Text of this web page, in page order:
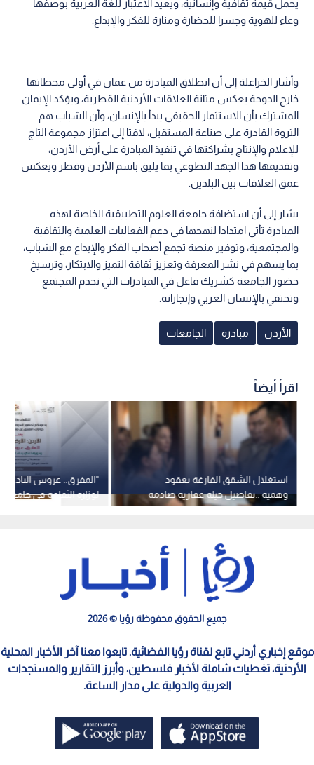
يحمل قيمة ثقافية وإنسانية، ويعيد الاعتبار للغة العربية بوصفها
وعاء للهوية وجسرا للحضارة ومنارة للفكر والإبداع.
وأشار الخزاعلة إلى أن انطلاق المبادرة من عمان في أولى محطاتها
خارج الدوحة يعكس متانة العلاقات الأردنية القطرية، ويؤكد الإيمان
المشترك بأن الاستثمار الحقيقي يبدأ بالإنسان، وأن الشباب هم
الثروة القادرة على صناعة المستقبل، لافتا إلى اعتزاز مجموعة التاج
للإعلام والإنتاج بشراكتها في تنفيذ المبادرة على أرض الأردن،
وتقديمها هذا الجهد التطوعي بما يليق باسم الأردن وقطر ويعكس
عمق العلاقات بين البلدين.
يشار إلى أن استضافة جامعة العلوم التطبيقية الخاصة لهذه
المبادرة تأتي امتدادا لنهجها في دعم الفعاليات العلمية والثقافية
والمجتمعية، وتوفير منصة تجمع أصحاب الفكر والإبداع مع الشباب،
بما يسهم في نشر المعرفة وتعزيز ثقافة التميز والابتكار، وترسيخ
حضور الجامعة كشريك فاعل في المبادرات التي تخدم المجتمع
وتحتفي بالإنسان العربي وإنجازاته.
الأردن مبادرة الجامعات
اقرأ أيضاً
"المفرق.. عروس
لوزارة الثقافة في جامعة
استغلال الشقق الفارغة بعقود
وهمية ..تفاصيل حيلة عقارية صادمة
في عمان
جميع الحقوق محفوظة رؤيا © 2026
موقع إخباري أردني تابع لقناة رؤيا الفضائية. تابعوا معنا آخر الأخبار المحلية
الأردنية، تغطيات شاملة لأخبار فلسطين، وأبرز التقارير والمستجدات
العربية والدولية على مدار الساعة.